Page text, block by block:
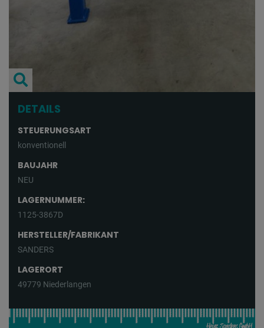
DETAILS
STEUERUNGSART
konventionell
BAUJAHR
NEU
LAGERNUMMER:
1125-3867D
HERSTELLER/FABRIKANT
SANDERS
LAGERORT
49779 Niederlangen